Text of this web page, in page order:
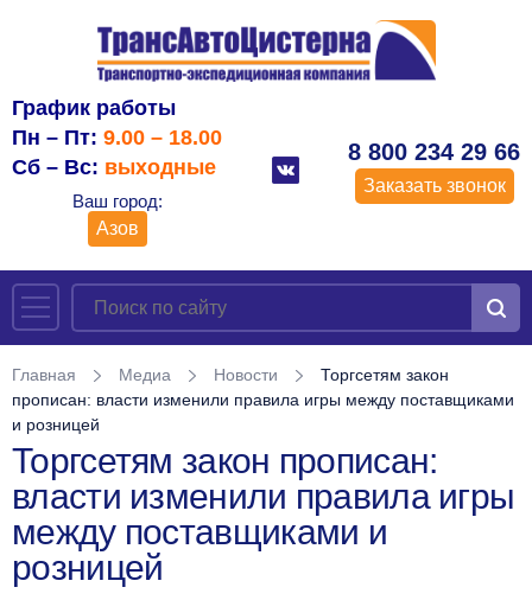
График работы
Пн – Пт: 9.00 – 18.00
Сб – Вс: выходные
Ваш город:
Азов
8 800 234 29 66
Заказать звонок
Главная Медиа Новости
Торгсетям закон
прописан: власти изменили правила игры между поставщиками
и розницей
Торгсетям закон прописан:
власти изменили правила игры
между поставщиками и
розницей